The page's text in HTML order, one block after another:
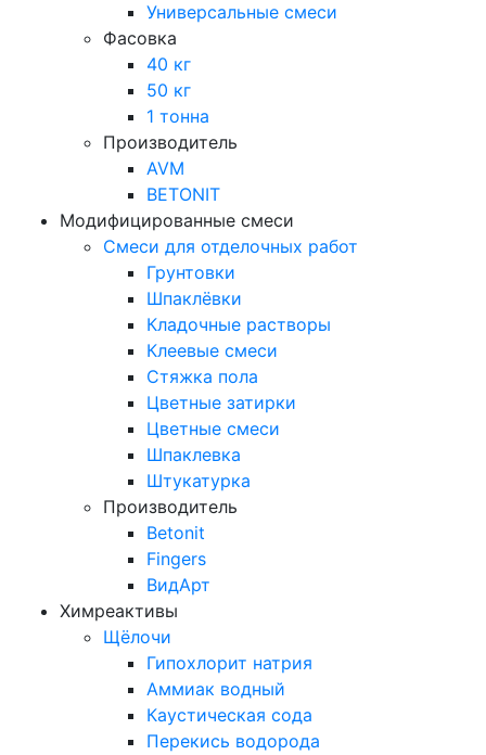
Универсальные смеси
Фасовка
40 кг
50 кг
1 тонна
Производитель
AVM
BETONIT
Модифицированные смеси
Смеси для отделочных работ
Грунтовки
Шпаклёвки
Кладочные растворы
Клеевые смеси
Стяжка пола
Цветные затирки
Цветные смеси
Шпаклевка
Штукатурка
Производитель
Betonit
Fingers
ВидАрт
Химреактивы
Щёлочи
Гипохлорит натрия
Аммиак водный
Каустическая сода
Перекись водорода